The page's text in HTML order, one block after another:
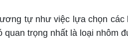
tự như việc lựa chọn các
trọng nhất là loại nhôm